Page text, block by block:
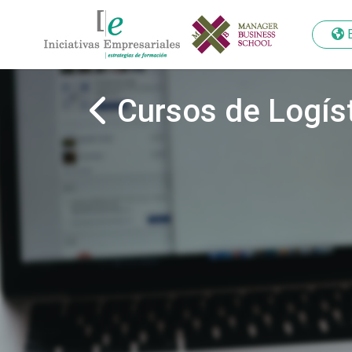
Cursos de